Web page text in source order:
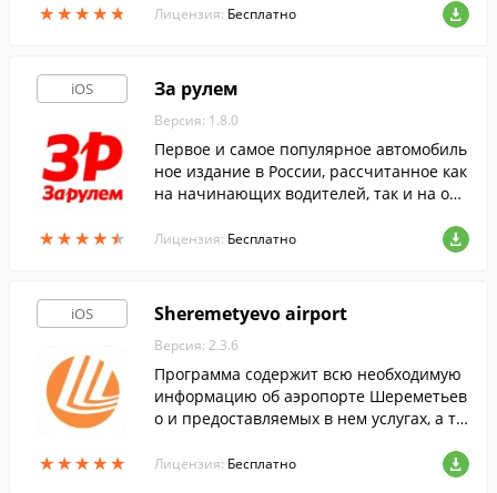
★★★★★
★★★★★ Лицензия: Бесплатно
iOS
★★★★★
★★★★★
За рулем
Версия: 1.8.0
Первое и самое популярное автомобиль
ное издание в России, рассчитанное как
на начинающих водителей, так и на оп
Лицензия: Бесплатно
iOS
★★★★★
★★★★★
Sheremetyevo airport
Версия: 2.3.6
Программа содержит всю необходимую
информацию об аэропорте Шереметьев
о и предоставляемых в нем услугах, а та
о рейсов.
Лицензия: Бесплатно